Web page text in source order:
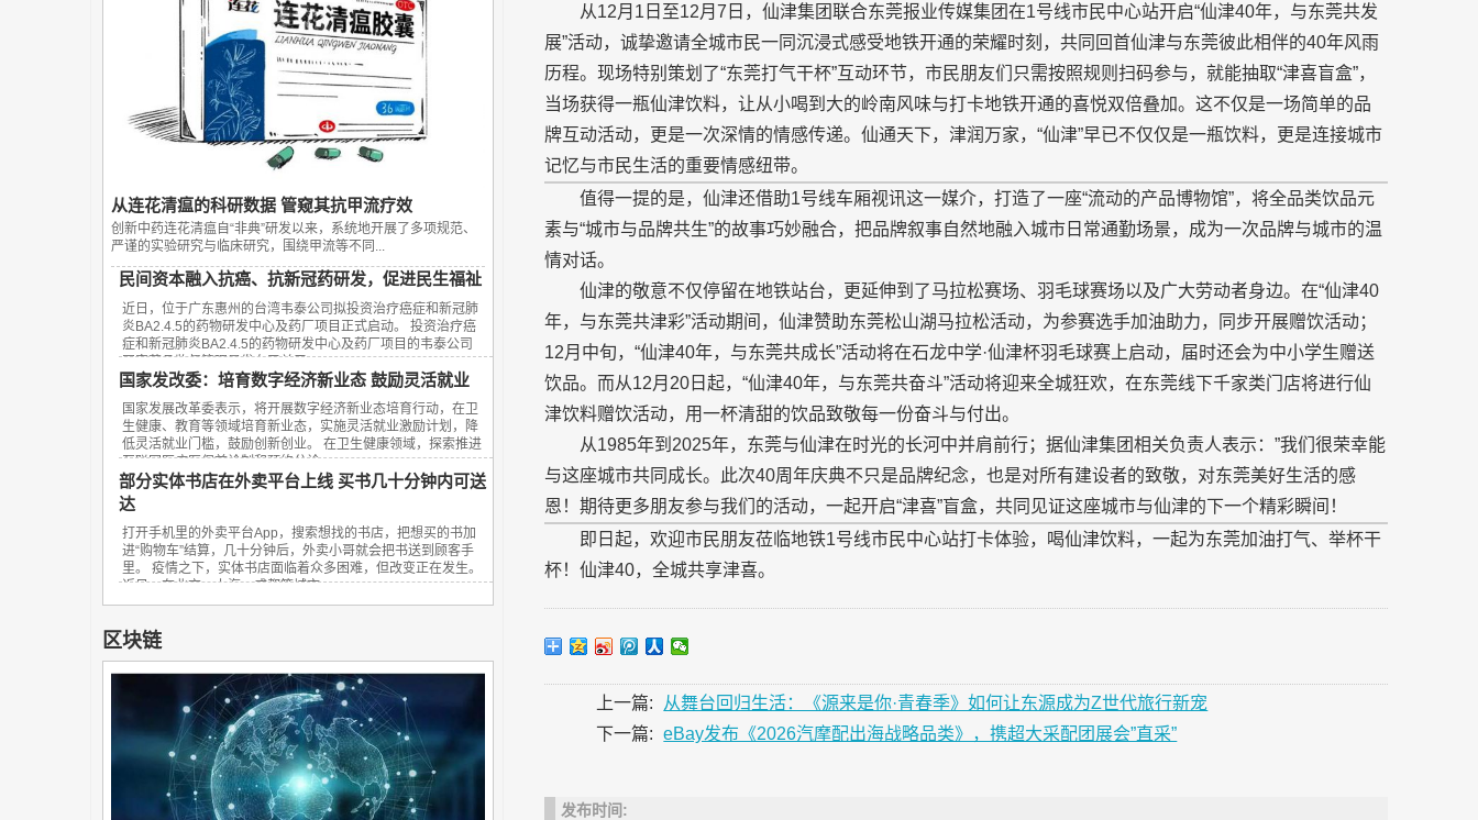
从连花清瘟的科研数据 管窥其抗甲流疗效
创新中药连花清瘟自“非典”研发以来，系统地开展了多项规范、
严谨的实验研究与临床研究，围绕甲流等不同...
民间资本融入抗癌、抗新冠药研发，促进民生福祉
近日，位于广东惠州的台湾韦泰公司拟投资治疗癌症和新冠肺
炎BA2.4.5的药物研发中心及药厂项目正式启动。 投资治疗癌
症和新冠肺炎BA2.4.5的药物研发中心及药厂项目的韦泰公司
国家药品监督管理局发布了关于...
国家发改委：培育数字经济新业态 鼓励灵活就业
国家发展改革委表示，将开展数字经济新业态培育行动，在卫
生健康、教育等领域培育新业态，实施灵活就业激励计划，降
低灵活就业门槛，鼓励创新创业。 在卫生健康领域，探索推进
互联网医疗医保首诊制和预约分诊...
部分实体书店在外卖平台上线 买书几十分钟内可送
达
打开手机里的外卖平台App，搜索想找的书店，把想买的书加
进“购物车”结算，几十分钟后，外卖小哥就会把书送到顾客手
里。 疫情之下，实体书店面临着众多困难，但改变正在发生。
近日，在北京、上海、成都等城市，...
区块链
从12月1日至12月7日，仙津集团联合东莞报业传媒集团在1号线市民中心站开启“仙津40年，与东莞共发
展”活动，诚挚邀请全城市民一同沉浸式感受地铁开通的荣耀时刻，共同回首仙津与东莞彼此相伴的40年风雨
历程。现场特别策划了“东莞打气干杯”互动环节，市民朋友们只需按照规则扫码参与，就能抽取“津喜盲盒”，
当场获得一瓶仙津饮料，让从小喝到大的岭南风味与打卡地铁开通的喜悦双倍叠加。这不仅是一场简单的品
牌互动活动，更是一次深情的情感传递。仙通天下，津润万家，“仙津”早已不仅仅是一瓶饮料，更是连接城市
记忆与市民生活的重要情感纽带。
值得一提的是，仙津还借助1号线车厢视讯这一媒介，打造了一座“流动的产品博物馆”，将全品类饮品元
素与“城市与品牌共生”的故事巧妙融合，把品牌叙事自然地融入城市日常通勤场景，成为一次品牌与城市的温
情对话。
仙津的敬意不仅停留在地铁站台，更延伸到了马拉松赛场、羽毛球赛场以及广大劳动者身边。在“仙津40
年，与东莞共津彩”活动期间，仙津赞助东莞松山湖马拉松活动，为参赛选手加油助力，同步开展赠饮活动；
12月中旬，“仙津40年，与东莞共成长”活动将在石龙中学·仙津杯羽毛球赛上启动，届时还会为中小学生赠送
饮品。而从12月20日起，“仙津40年，与东莞共奋斗”活动将迎来全城狂欢，在东莞线下千家类门店将进行仙
津饮料赠饮活动，用一杯清甜的饮品致敬每一份奋斗与付出。
从1985年到2025年，东莞与仙津在时光的长河中并肩前行；据仙津集团相关负责人表示：”我们很荣幸能
与这座城市共同成长。此次40周年庆典不只是品牌纪念，也是对所有建设者的致敬，对东莞美好生活的感
恩！期待更多朋友参与我们的活动，一起开启“津喜”盲盒，共同见证这座城市与仙津的下一个精彩瞬间！
即日起，欢迎市民朋友莅临地铁1号线市民中心站打卡体验，喝仙津饮料，一起为东莞加油打气、举杯干
杯！仙津40，全城共享津喜。
上一篇:
从舞台回归生活：《源来是你·青春季》如何让东源成为Z世代旅行新宠
下一篇:
eBay发布《2026汽摩配出海战略品类》，携超大采配团展会”直采”
发布时间: